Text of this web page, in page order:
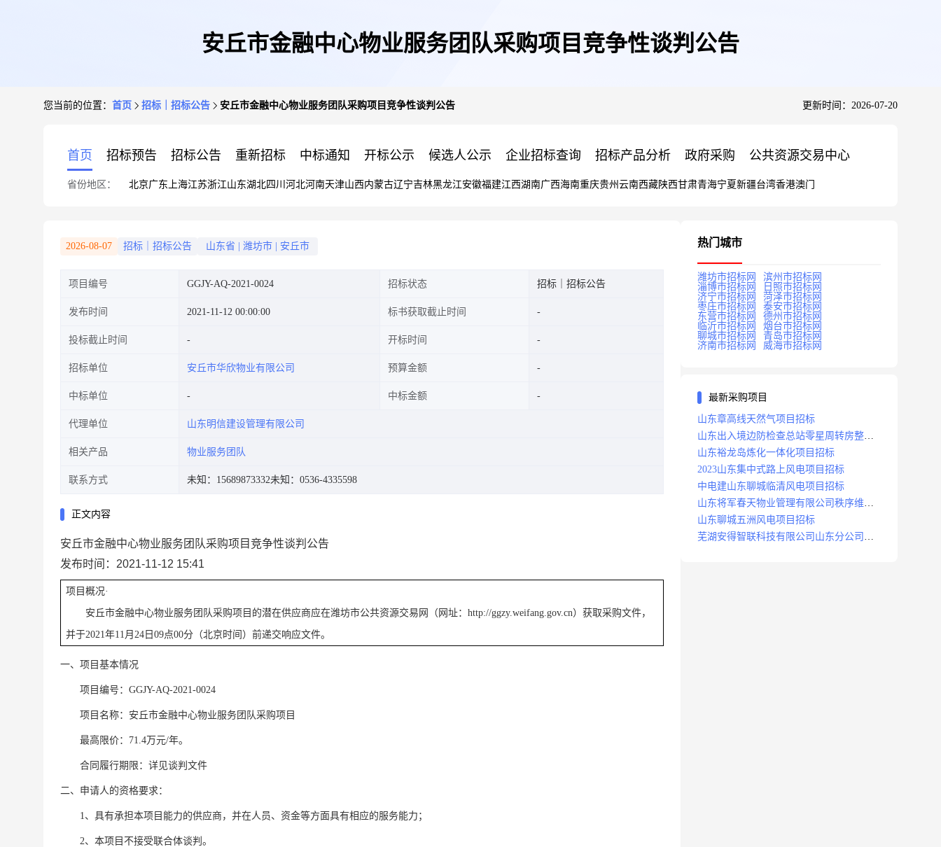
安丘市金融中心物业服务团队采购项目竞争性谈判公告
您当前的位置： 首页 招标｜招标公告 安丘市金融中心物业服务团队采购项目竞争性谈判公告 更新时间：2026-07-20
首页 招标预告 招标公告 重新招标 中标通知 开标公示 候选人公示 企业招标查询 招标产品分析 政府采购 公共资源交易中心
省份地区： 北京广东 上海江苏浙江山东湖北四川 河北河南天津山西内蒙古辽宁吉林黑龙江安徽福建江西湖南广西海南重庆贵州 云南西藏陕西甘肃青海宁夏新疆台湾香港澳门
2026-08-07 招标｜招标公告 山东省 潍坊市 安丘市
项目编号 GGJY-AQ-2021-0024 招标状态 招标｜招标公告
发布时间 2021-11-12 00:00:00 标书获取截止时间
投标截止时间 开标时间
招标单位 安丘市华欣物业有限公司 预算金额
中标单位 中标金额
代理单位 山东明信建设管理有限公司
相关产品 物业服务团队
联系方式 未知：15689873332未知：0536-4335598
正文内容
安丘市金融中心物业服务团队采购项目竞争性谈判公告
发布时间：2021-11-12 15:41
项目概况·
安丘市金融中心物业服务团队采购项目的潜在供应商应在潍坊市公共资源交易网（网址：http://ggzy.weifang.gov.cn）获取采购文件，
并于2021年11月24日09点00分（北京时间）前递交响应文件。
一、项目基本情况
项目编号： GGJY-AQ-2021-0024
项目名称：安丘市金融中心物业服务团队采购项目
最高限价： 71.4万元/年。
合同履行期限：详见谈判文件
二、申请人的资格要求：
1、具有承担本项目能力的供应商，并在人员、资金等方面具有相应的服务能力；
2、本项目不接受联合体谈判。
热门城市
潍坊市招标网
滨州市招标网
淄博市招标网
日照市招标网
济宁市招标网
菏泽市招标网
枣庄市招标网
泰安市招标网
东营市招标网
德州市招标网
临沂市招标网
烟台市招标网
聊城市招标网
青岛市招标网
济南市招标网
威海市招标网
最新采购项目
山东章高线天然气项目招标
山东出入境边防检查总站零星周转房整修
项目招标中标
山东裕龙岛炼化一体化项目招标
2023山东集中式路上风电项目招标
中电建山东聊城临清风电项目招标
山东将军春天物业管理有限公司秩序维护
服务项目招标公告
山东聊城五洲风电项目招标
芜湖安得智联科技有限公司山东分公司济